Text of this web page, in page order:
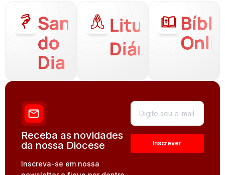
Santo
do
Dia
Liturgia
Diária
Receba as novidades
da nossa Diocese
Inscreva-se em nossa